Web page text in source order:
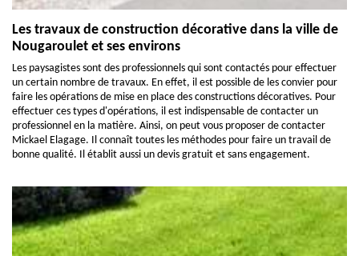
Les travaux de construction décorative dans la ville de
Nougaroulet et ses environs
Les paysagistes sont des professionnels qui sont contactés pour effectuer
un certain nombre de travaux. En effet, il est possible de les convier pour
faire les opérations de mise en place des constructions décoratives. Pour
effectuer ces types d'opérations, il est indispensable de contacter un
professionnel en la matière. Ainsi, on peut vous proposer de contacter
Mickael Elagage. Il connaît toutes les méthodes pour faire un travail de
bonne qualité. Il établit aussi un devis gratuit et sans engagement.